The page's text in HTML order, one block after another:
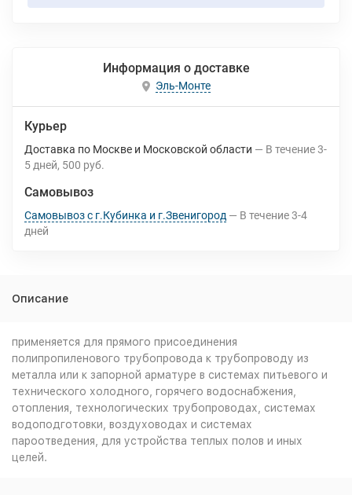
Информация о доставке
Эль-Монте
Курьер
Доставка по Москве и Московской области В течение3-
5 дней 500 руб.
Самовывоз
Самовывоз с г.Кубинка и г.Звенигород В течение3-4
дней
Описание
применяется для прямого присоединения
полипропиленового трубопровода к трубопроводу из
металла или к запорной арматуре в системах питьевого и
технического холодного, горячего водоснабжения,
отопления, технологических трубопроводах, системах
водоподготовки, воздуховодах и системах
пароотведения, для устройства теплых полов и иных
целей.